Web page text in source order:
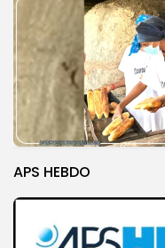
APS HEBDO